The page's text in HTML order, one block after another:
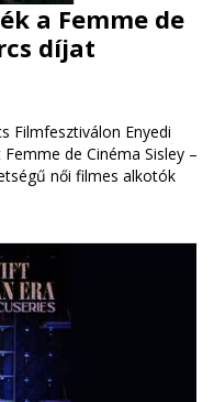
a Femme de
díjat
Filmfesztiválon Enyedi
de Cinéma Sisley –
női filmes alkotók